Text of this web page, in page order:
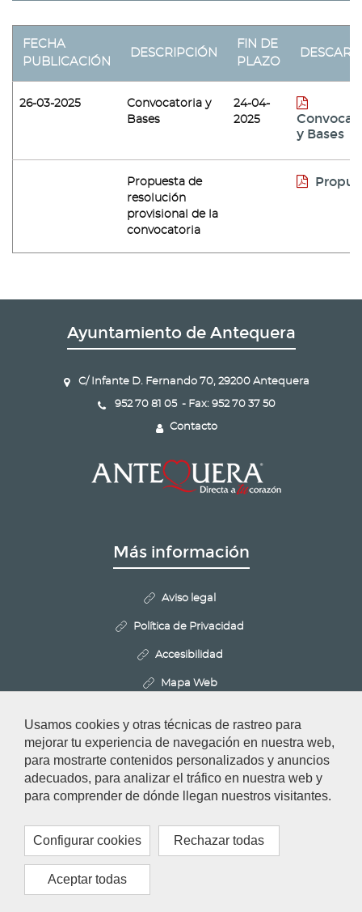
Usamos cookies y otras técnicas de rastreo para
mejorar tu experiencia de navegación en nuestra web,
para mostrarte contenidos personalizados y anuncios
adecuados, para analizar el tráfico en nuestra web y
para comprender de dónde llegan nuestros visitantes.
Configurar cookies Rechazar todas
Aceptar todas
FECHA
PUBLICACIÓN
DESCRIPCIÓN
FIN DE
PLAZO
26-03-2025
Convocatoria y
Bases
24-04-
2025
y Bases
Propuesta de
resolución
provisional de la
convocatoria
Ayuntamiento de Antequera
C/ Infante D. Fernando 70, 29200 Antequera
952 70 81 05 - Fax: 952 70 37 50
Contacto
Más información
Aviso legal
Política de Privacidad
Accesibilidad
Mapa Web
Configurar cookies
Redes Sociales